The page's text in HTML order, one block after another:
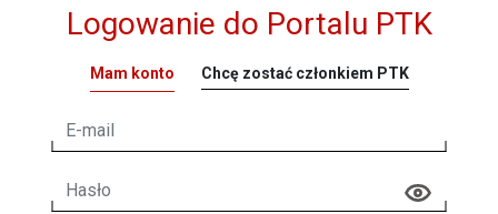
Logowanie do Portalu PTK
Mam konto Chcę zostać członkiem PTK